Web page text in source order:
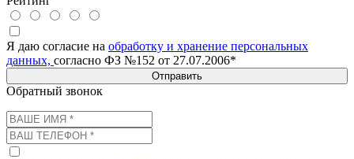
Я даю согласие на обработку и хранение персональных
данных, согласно ФЗ №152 от 27.07.2006*
Отправить
Обратный звонок